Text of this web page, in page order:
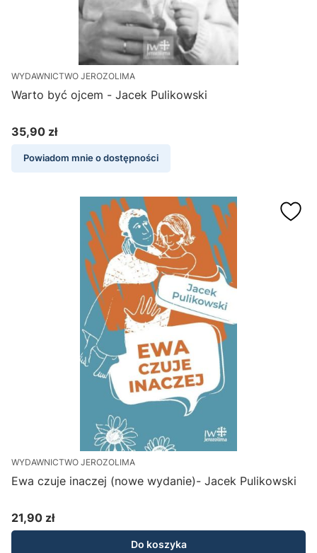
WYDAWNICTWO JEROZOLIMA
Warto być ojcem - Jacek Pulikowski
Cena
35,90 zł
Powiadom mnie o dostępności
WYDAWNICTWO JEROZOLIMA
Ewa czuje inaczej (nowe wydanie)- Jacek Pulikowski
Cena
21,90 zł
Do koszyka